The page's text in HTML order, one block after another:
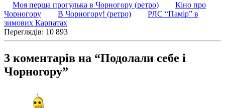
Моя перша прогулька в Чорногору (ретро)
Кіно про
Чорногору
В Чорногору! (ретро)
РЛС “Памір” в
зимових Карпатах
Переглядів: 10 893
3 коментарів на “Подолали себе і
Чорногору”